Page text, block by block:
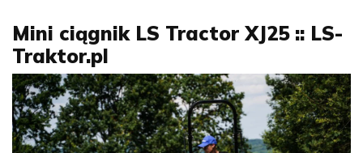
Mini ciągnik LS Tractor XJ25 :: LS-
Traktor.pl